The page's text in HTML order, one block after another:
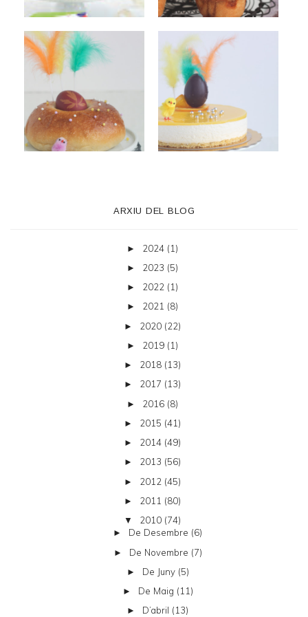
ARXIU DEL BLOG
► 2024 (1)
► 2023 (5)
► 2022 (1)
► 2021 (8)
► 2020 (22)
► 2019 (1)
► 2018 (13)
► 2017 (13)
► 2016 (8)
► 2015 (41)
► 2014 (49)
► 2013 (56)
► 2012 (45)
► 2011 (80)
▼ 2010 (74)
► De Desembre (6)
► De Novembre (7)
► De Juny (5)
► De Maig (11)
► D’abril (13)